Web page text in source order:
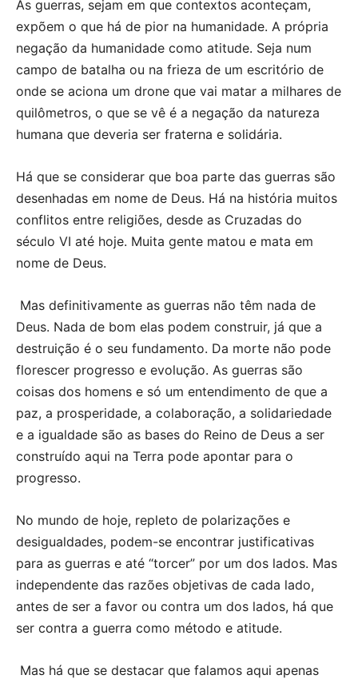
As guerras, sejam em que contextos aconteçam,
expõem o que há de pior na humanidade. A própria
negação da humanidade como atitude. Seja num
campo de batalha ou na frieza de um escritório de
onde se aciona um drone que vai matar a milhares de
quilômetros, o que se vê é a negação da natureza
humana que deveria ser fraterna e solidária.
Há que se considerar que boa parte das guerras são
desenhadas em nome de Deus. Há na história muitos
conflitos entre religiões, desde as Cruzadas do
século VI até hoje. Muita gente matou e mata em
nome de Deus.
Mas definitivamente as guerras não têm nada de
Deus. Nada de bom elas podem construir, já que a
destruição é o seu fundamento. Da morte não pode
florescer progresso e evolução. As guerras são
coisas dos homens e só um entendimento de que a
paz, a prosperidade, a colaboração, a solidariedade
e a igualdade são as bases do Reino de Deus a ser
construído aqui na Terra pode apontar para o
progresso.
No mundo de hoje, repleto de polarizações e
desigualdades, podem-se encontrar justificativas
para as guerras e até “torcer” por um dos lados. Mas
independente das razões objetivas de cada lado,
antes de ser a favor ou contra um dos lados, há que
ser contra a guerra como método e atitude.
Mas há que se destacar que falamos aqui apenas